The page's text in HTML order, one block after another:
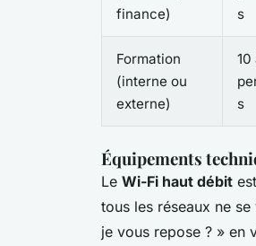
finance)
s
Formation
(interne ou
externe)
10
s
Équipements
Le Wi-Fi haut débit
tous les réseaux ne
je vous repose ? » en